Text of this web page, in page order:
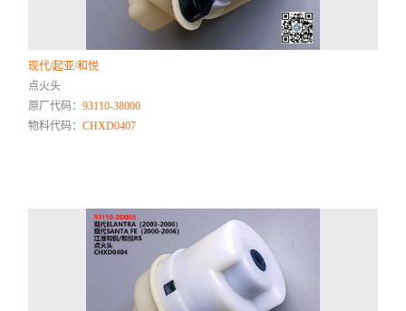
现代/起亚/和悦
点火头
原厂代码：93110-38000
物料代码：CHXD0407